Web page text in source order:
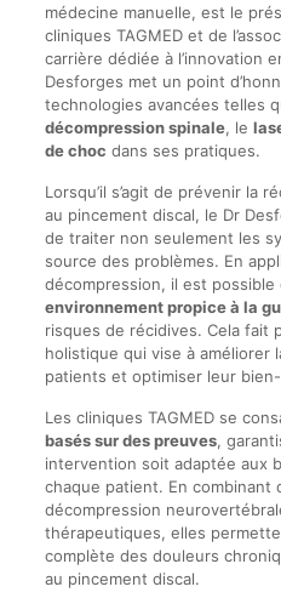
médecine manuelle, est le
cliniques TAGMED et de
carrière dédiée à l’innovation
Desforges met un point
technologies avancées telles
décompression spinale, le
de choc dans ses pratiques.
Lorsqu’il s’agit de prévenir la
au pincement discal, le Dr
de traiter non seulement les
source des problèmes. En
décompression, il est possible
environnement propice à la
risques de récidives. Cela fait
holistique qui vise à améliorer
patients et optimiser leur
Les cliniques TAGMED se
basés sur des preuves,
intervention soit adaptée aux
chaque patient. En combinant
décompression
thérapeutiques, elles
complète des douleurs
au pincement discal.